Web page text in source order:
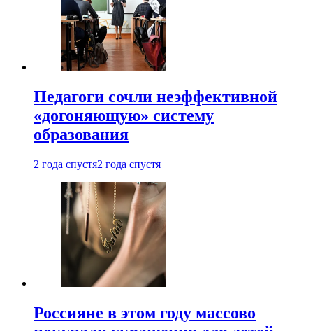
Педагоги сочли неэффективной
«догоняющую» систему
образования
2 года спустя2 года спустя
Россияне в этом году массово